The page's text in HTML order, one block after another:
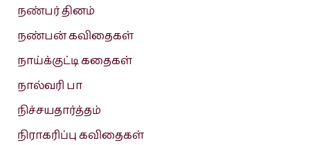
நண்பர் தினம்
நண்பன் கவிதைகள்
நாய்க்குட்டி கதைகள்
நால்வரி பா
நிச்சயதார்த்தம்
நிராகரிப்பு கவிதைகள்